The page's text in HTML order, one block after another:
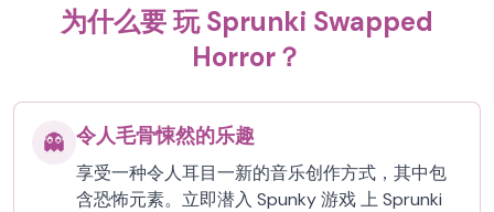
为什么要 玩 Sprunki Swapped
Horror？
👻 令人毛骨悚然的乐趣
享受一种令人耳目一新的音乐创作方式，其中包
含恐怖元素。立即潜入 Spunky 游戏 上 Sprunki